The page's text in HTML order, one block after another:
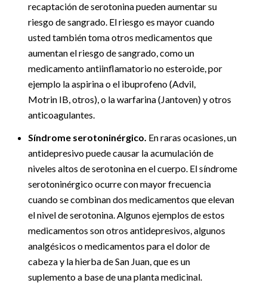
recaptación de serotonina pueden aumentar su
riesgo de sangrado. El riesgo es mayor cuando
usted también toma otros medicamentos que
aumentan el riesgo de sangrado, como un
medicamento antiinflamatorio no esteroide, por
ejemplo la aspirina o el ibuprofeno (Advil,
Motrin IB, otros), o la warfarina (Jantoven) y otros
anticoagulantes.
Síndrome serotoninérgico. En raras ocasiones, un
antidepresivo puede causar la acumulación de
niveles altos de serotonina en el cuerpo. El síndrome
serotoninérgico ocurre con mayor frecuencia
cuando se combinan dos medicamentos que elevan
el nivel de serotonina. Algunos ejemplos de estos
medicamentos son otros antidepresivos, algunos
analgésicos o medicamentos para el dolor de
cabeza y la hierba de San Juan, que es un
suplemento a base de una planta medicinal.